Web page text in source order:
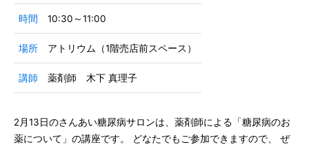
時間 10:30～11:00
場所 アトリウム（1階売店前スペース）
講師 薬剤師 木下 真理子
2月13日のさんあい糖尿病サロンは、薬剤師による「糖尿病のお
薬について」の講座です。 どなたでもご参加できますので、 ぜ